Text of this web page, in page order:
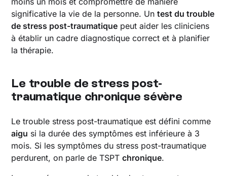
significative la vie de la personne. Untest du trouble
de stress post-traumatique peut aider les cliniciens
à établir un cadre diagnostique correct et à planifier
la thérapie.
Le trouble de stress post-
traumatique chronique sévère
Le trouble stress post-traumatique est défini comme
aigu si la durée des symptômes est inférieure à 3
mois. Si les symptômes du stress post-traumatique
perdurent, on parle de TSPTchronique.